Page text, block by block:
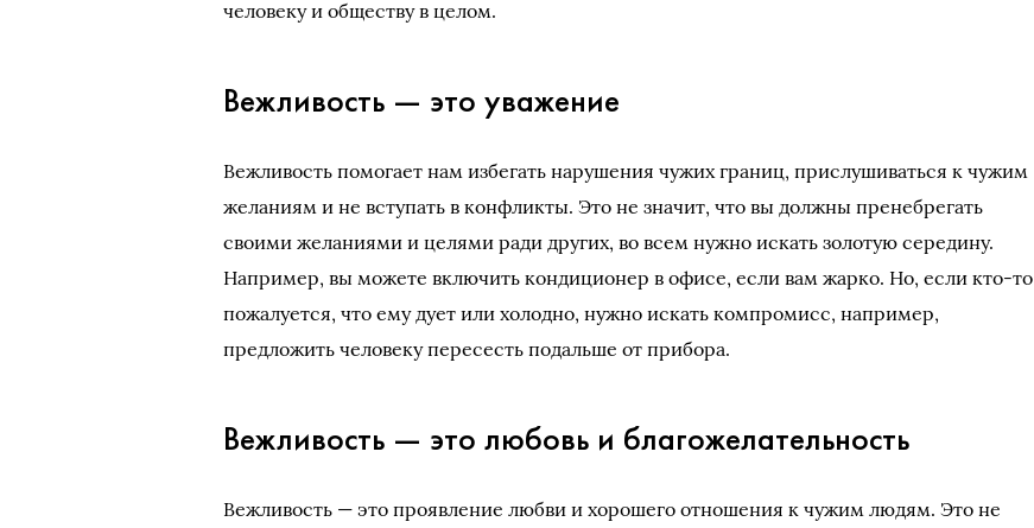
человеку и обществу в целом.
Вежливость — это уважение
Вежливость помогает нам избегать нарушения чужих границ, прислушиваться к чужим
желаниям и не вступать в конфликты. Это не значит, что вы должны пренебрегать
своими желаниями и целями ради других, во всем нужно искать золотую середину.
Например, вы можете включить кондиционер в офисе, если вам жарко. Но, если кто-то
пожалуется, что ему дует или холодно, нужно искать компромисс, например,
предложить человеку пересесть подальше от прибора.
Вежливость — это любовь и благожелательность
Вежливость — это проявление любви и хорошего отношения к чужим людям. Это не